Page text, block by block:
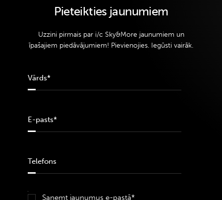
Pieteikties jaunumiem
Uzzini pirmais par i/c Sky&More jaunumiem un
īpašajiem piedāvājumiem! Pievienojies. Iegūsti vairāk.
Saņemt jaunumus e-pastā*